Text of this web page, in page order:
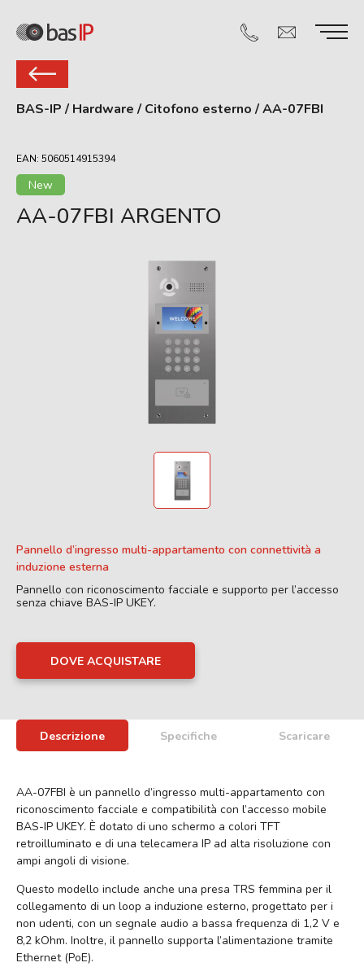
BAS-IP / Hardware / Citofono esterno /AA-07FBI
EAN: 5060514915394
New
AA-07FBI ARGENTO
Pannello d’ingresso multi-appartamento con connettività a
induzione esterna
Pannello con riconoscimento facciale e supporto per l’accesso
senza chiave BAS-IP UKEY.
DOVE ACQUISTARE
Descrizione Specifiche Scaricare
AA-07FBI è un pannello d’ingresso multi-appartamento con
riconoscimento facciale e compatibilità con l’accesso mobile
BAS-IP UKEY. È dotato di uno schermo a colori TFT
retroilluminato e di una telecamera IP ad alta risoluzione con
ampi angoli di visione.
Questo modello include anche una presa TRS femmina per il
collegamento di un loop a induzione esterno, progettato per i
non udenti, con un segnale audio a bassa frequenza di 1,2 V e
8,2 kOhm. Inoltre, il pannello supporta l’alimentazione tramite
Ethernet (PoE).